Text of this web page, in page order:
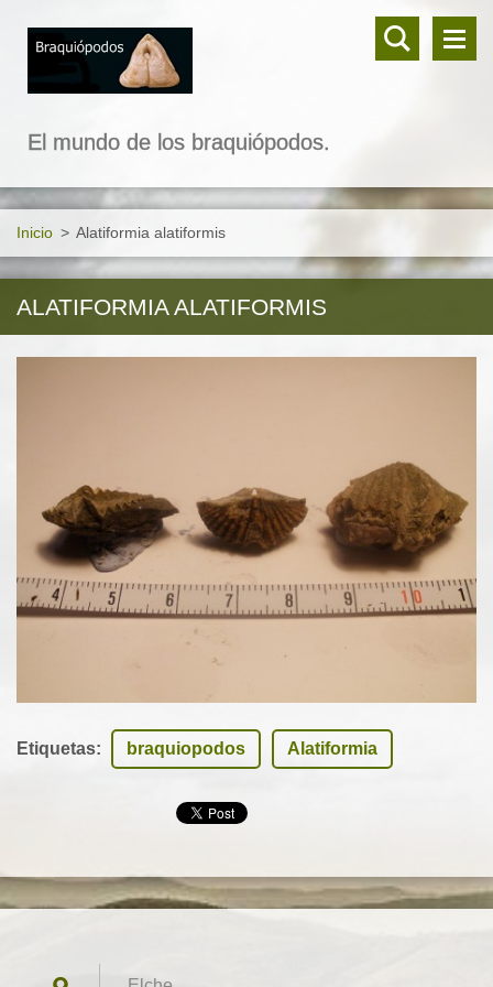
El mundo de los braquiópodos.
Inicio > Alatiformia alatiformis
ALATIFORMIA ALATIFORMIS
Etiquetas: braquiopodos Alatiformia